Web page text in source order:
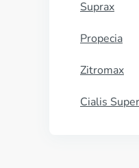
Suprax
Propecia
Zitromax
Cialis